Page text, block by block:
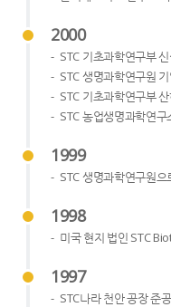
2000
STC 기초과학연구부
STC 생명과학연구원
STC 기초과학연구부
STC 농업생명과학연
1999
STC 생명과학연구원으
1998
미국 현지 법인 STC
1997
STC나라 천안 공장 준공